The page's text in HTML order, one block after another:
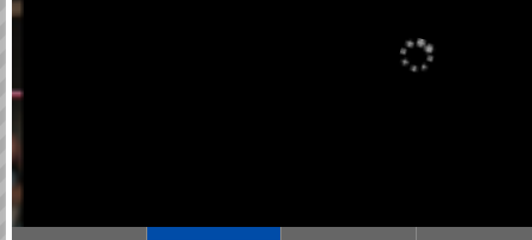
movimento polesano. Aveva 85 anni e per quasi quaranta, a partire dal